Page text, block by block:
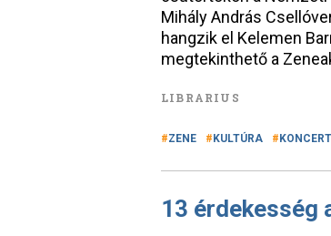
Mihály András
hangzik el Kelemen
megtekinthető a
LIBRARIUS
ZENE KULTÚRA KONCERT
13 érdekesség